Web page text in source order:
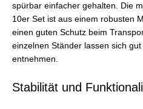
spürbar einfacher gehalten. Die
10er Set ist aus einem robusten
einen guten Schutz beim
einzelnen Ständer lassen sich
entnehmen.
Stabilität und